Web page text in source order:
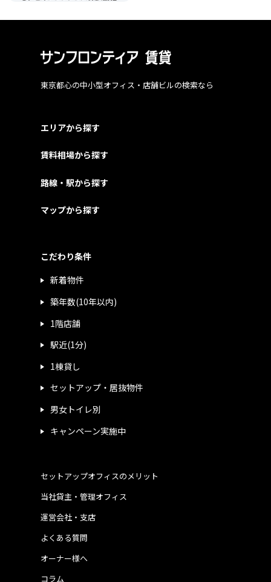
東京都心の中小型オフィス・店舗ビルの検索なら
エリアから探す
賃料相場から探す
路線・駅から探す
マップから探す
こだわり条件
新着物件
築年数(10年以内)
1階店舗
駅近(1分)
1棟貸し
セットアップ・居抜物件
男女トイレ別
キャンペーン実施中
運営会社・支店
よくある質問
当社貸主・管理オフィス
オーナー様へ
コラム
セットアップオフィスのメリット